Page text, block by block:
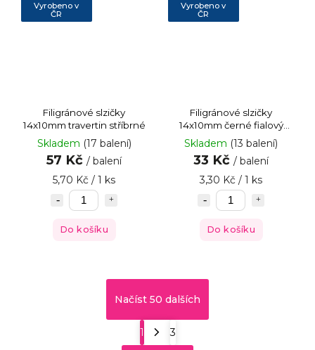
Vyrobeno v
ČR
Filigránové slzičky
14x10mm travertin stříbrné
Skladem (17 balení)
57 Kč / balení
5,70 Kč / 1 ks
Do košíku
Vyrobeno v
ČR
Filigránové slzičky
14x10mm černé fialový
pokov
Skladem (13 balení)
33 Kč / balení
3,30 Kč / 1 ks
Do košíku
Načíst 50 dalších
1 3